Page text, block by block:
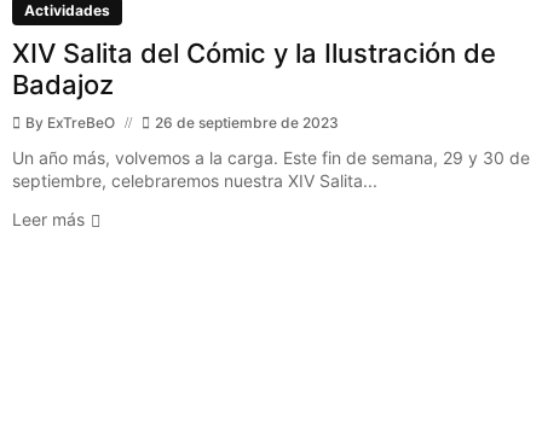
Actividades
XIV Salita del Cómic y la Ilustración de
Badajoz
By ExTreBeO 26 de septiembre de 2023
Un año más, volvemos a la carga. Este fin de semana, 29 y 30 de
septiembre, celebraremos nuestra XIV Salita...
Leer más